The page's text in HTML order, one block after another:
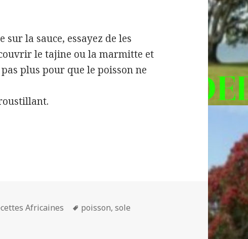
sur la sauce, essayez de les
le tajine ou la marmitte et
plus pour que le poisson ne
Africaines
Mots-
poisson,sole